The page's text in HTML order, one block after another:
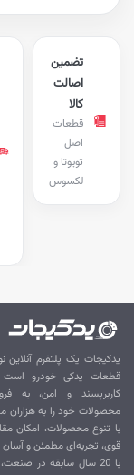
تضمین
اصالت
قطعات
تویوتا و
لکسوس
یک پلتفرم آنلاین
یدکی خودرو است که
و امن، به
خود را به هزاران مشتری
تنوع محصولات، امکان
تجربه‌ای مطمئن و آسان را
با 20 سال سابقه در صنعت،